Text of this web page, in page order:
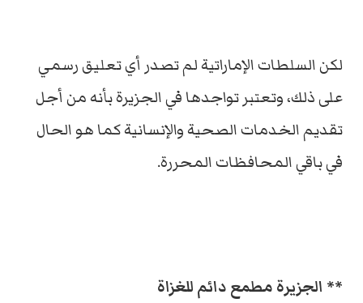
لكن السلطات الإماراتية لم تصدر أي تعليق رسمي
على ذلك، وتعتبر تواجدها في الجزيرة بأنه من أجل
تقديم الخدمات الصحية والإنسانية كما هو الحال
في باقي المحافظات المحررة.
** الجزيرة مطمع دائم للغزاة